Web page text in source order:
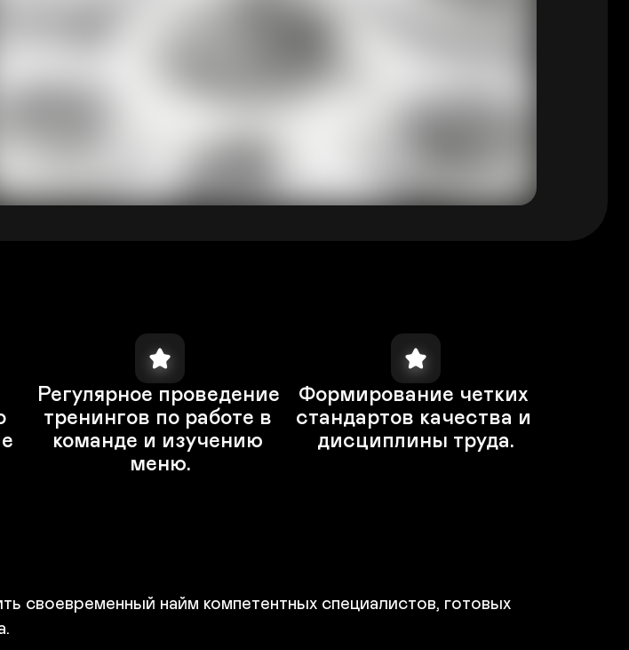
Регулярное проведение
тренингов по работе в
команде и изучению
меню.
Формирование четких
стандартов качества и
дисциплины труда.
своевременный найм компетентных специалистов, готовых